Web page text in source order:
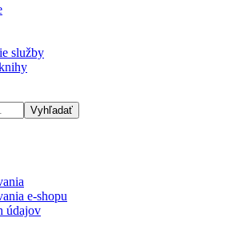
služby
e-shopu
údajov